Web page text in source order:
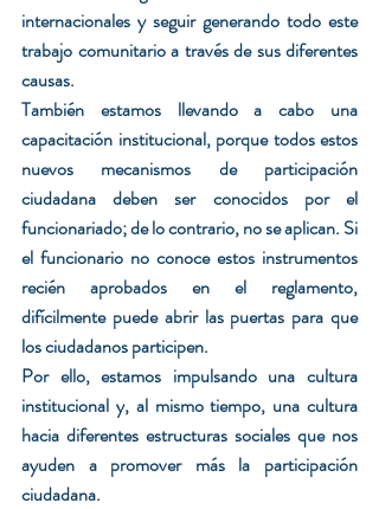
internacionales y seguir generando todo este
trabajo comunitario a través de sus diferentes
causas.
También estamos llevando a cabo una
capacitación institucional, porque todos estos
nuevos mecanismos de participación
ciudadana deben ser conocidos por el
funcionariado; de lo contrario, no se aplican. Si
el funcionario no conoce estos instrumentos
recién aprobados en el reglamento,
difícilmente puede abrir las puertas para que
los ciudadanos participen.
Por ello, estamos impulsando una cultura
institucional y, al mismo tiempo, una cultura
hacia diferentes estructuras sociales que nos
ayuden a promover más la participación
ciudadana.